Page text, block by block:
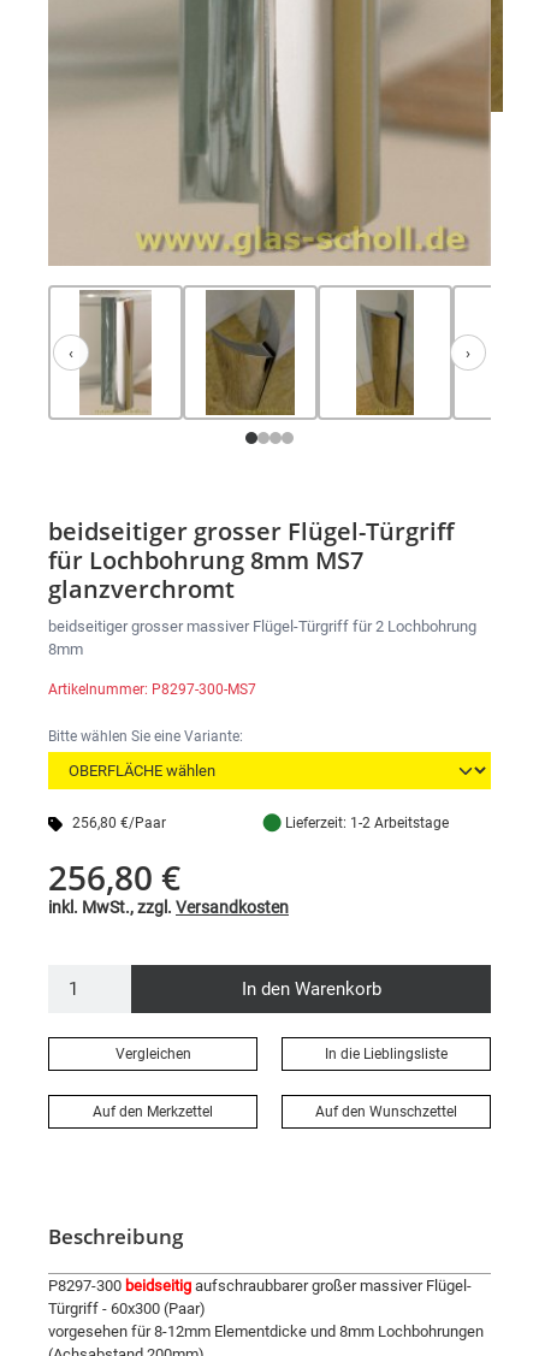
‹
Zurück
›
Weiter
beidseitiger grosser Flügel-Türgriff
für Lochbohrung 8mm MS7
glanzverchromt
beidseitiger grosser massiver Flügel-Türgriff für 2 Lochbohrung
8mm
Artikelnummer: P8297-300-MS7
Bitte wählen Sie eine Variante:
256,80 €/Paar ● Lieferzeit: 1-2 Arbeitstage
256,80 €
inkl. MwSt., zzgl. Versandkosten
In den Warenkorb
Vergleichen In die Lieblingsliste
Auf den Merkzettel Auf den Wunschzettel
Beschreibung
P8297-300 beidseitig aufschraubbarer großer massiver Flügel-
Türgriff - 60x300 (Paar)
vorgesehen für 8-12mm Elementdicke und 8mm Lochbohrungen